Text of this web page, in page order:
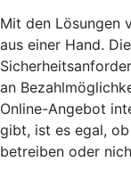
Mit den Lösungen
aus einer Hand.
an
Online-Angebot
gibt, ist es egal,
betreiben oder